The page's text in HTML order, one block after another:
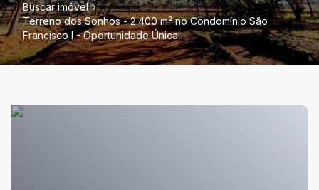
Buscar imóvel
Terreno dos Sonhos - 2.400 m² no Condomínio São
Francisco I - Oportunidade Única!